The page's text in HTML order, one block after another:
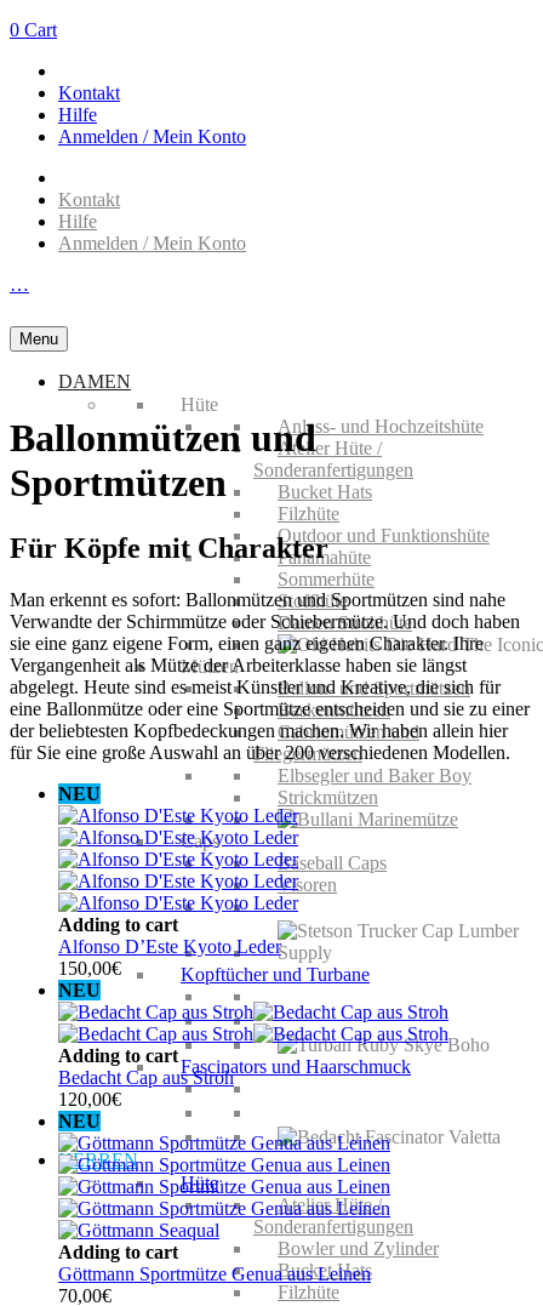
0 Cart
Kontakt
Hilfe
Anmelden / Mein Konto
Kontakt
Hilfe
Anmelden / Mein Konto
…
Menu
DAMEN
Hüte
Anlass- und Hochzeitshüte
Atelier Hüte /
Sonderanfertigungen
Bucket Hats
Filzhüte
Outdoor und Funktionshüte
Panamahüte
Sommerhüte
Stoffhüte
Damen Strohhüte
Mützen
Ballon- und Sportmützen
Baskenmützen
Cabriomützen und
Fliegermützen
Elbsegler und Baker Boy
Strickmützen
Caps
Baseball Caps
Visoren
Kopftücher und Turbane
Fascinators und Haarschmuck
HERREN
Hüte
Atelier Hüte /
Sonderanfertigungen
Bowler und Zylinder
Bucket Hats
Filzhüte
Ballonmützen und
Sportmützen
Für Köpfe mit Charakter
Man erkennt es sofort: Ballonmützen und Sportmützen sind nahe
Verwandte der Schirmmütze oder Schiebermütze. Und doch haben
sie eine ganz eigene Form, einen ganz eigenen Charakter. Ihre
Vergangenheit als Mütze der Arbeiterklasse haben sie längst
abgelegt. Heute sind es meist Künstler und Kreative, die sich für
eine Ballonmütze oder eine Sportmütze entscheiden und sie zu einer
der beliebtesten Kopfbedeckungen machen. Wir haben allein hier
für Sie eine große Auswahl an über 200 verschiedenen Modellen.
NEU
Adding to cart
Alfonso D’Este Kyoto Leder
150,00€
NEU
Adding to cart
Bedacht Cap aus Stroh
120,00€
NEU
Adding to cart
Göttmann Sportmütze Genua aus Leinen
70,00€